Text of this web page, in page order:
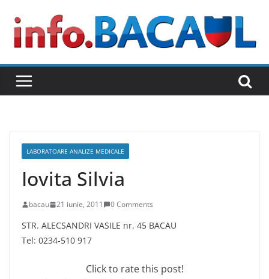
content
LABORATOARE ANALIZE MEDICALE
Iovita Silvia
bacau 21 iunie, 2011 0 Comments
STR. ALECSANDRI VASILE nr. 45 BACAU
Tel: 0234-510 917
Click to rate this post!